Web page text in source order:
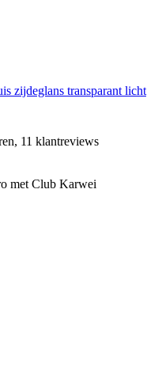
zijdeglans transparant licht
11 klantreviews
met Club Karwei